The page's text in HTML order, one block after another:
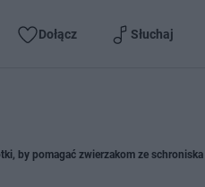
Dołącz Słuchaj
by pomagać zwierzakom ze schroniska